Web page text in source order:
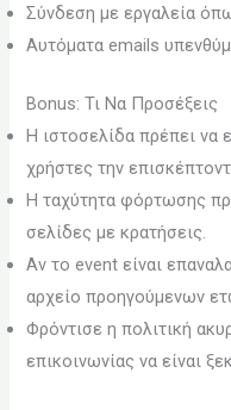
Σύνδεση με εργαλεία
Αυτόματα emails
Bonus: Τι Να Προσέξεις
Η ιστοσελίδα πρέπει να
χρήστες την
Η ταχύτητα φόρτωσης
σελίδες με κρατήσεις.
Αν το event είναι
αρχείο προηγούμενων
Φρόντισε η πολιτική
επικοινωνίας να είναι